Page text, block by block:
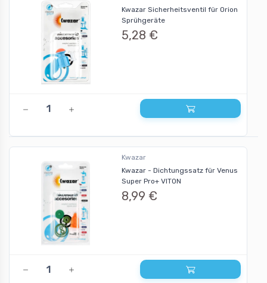
Kwazar Sicherheitsventil für Orion
Sprühgeräte
5,28 €
Kwazar
Kwazar - Dichtungssatz für Venus
Super Pro+ VITON
8,99 €